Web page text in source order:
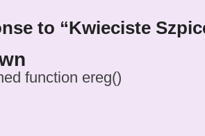
to “Kwieciste
function ereg()